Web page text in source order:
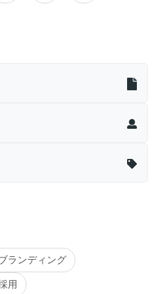
ランディング
用